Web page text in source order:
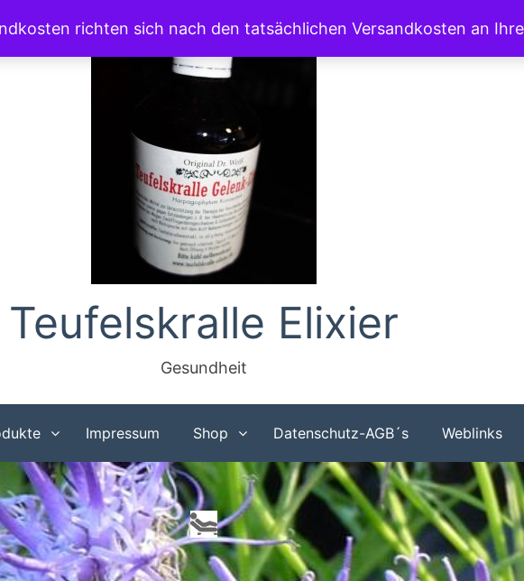
Teufelskralle Elixier
Gesundheit
Impressum Shop Datenschutz-AGB´s Weblinks
richten sich nach den tatsächlichen Versandkosten an